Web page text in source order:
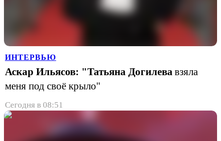
ИНТЕРВЬЮ
Аскар Ильясов: "Татьяна Догилева взяла
меня под своё крыло"
Сегодня в 08:51